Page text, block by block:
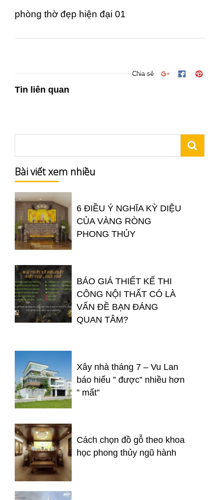
phòng thờ đẹp hiện đại 01
Chia sẻ
Tin liên quan
Bài viết xem nhiều
6 ĐIỀU Ý NGHĨA KỲ DIỆU
CỦA VÀNG RÒNG
PHONG THỦY
BÁO GIÁ THIẾT KẾ THI
CÔNG NỘI THẤT CÓ LÀ
VẤN ĐỀ BẠN ĐÁNG
QUAN TÂM?
Xây nhà tháng 7 – Vu Lan
báo hiếu ” được” nhiều hơn
” mất”
Cách chọn đồ gỗ theo khoa
học phong thủy ngũ hành